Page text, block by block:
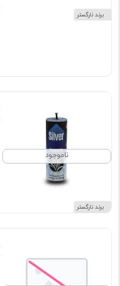
برند نارگستر
ناموجود
برند نارگستر